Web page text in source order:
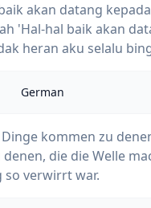
akan datang
'Hal-hal baik akan
heran aku selalu
German
kommen zu
die die Welle
so verwirrt war.